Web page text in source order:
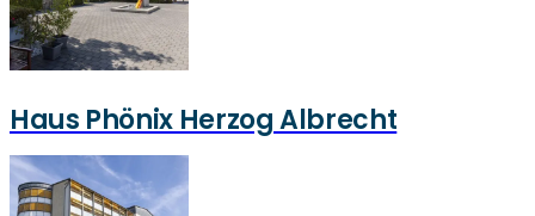
Haus Phönix Herzog Albrecht